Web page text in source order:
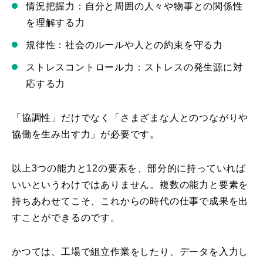
情況把握力：自分と周囲の人々や物事との関係性
を理解する力
規律性：社会のルールや人との約束を守る力
ストレスコントロール力：ストレスの発生源に対
応する力
「協調性」だけでなく「さまざまな人とのつながりや
協働を生み出す力」が必要です。
以上3つの能力と12の要素を、部分的に持っていれば
いいというわけではありません。複数の能力と要素を
持ちあわせてこそ、これからの時代の仕事で成果を出
すことができるのです。
かつては、工場で組立作業をしたり、データを入力し